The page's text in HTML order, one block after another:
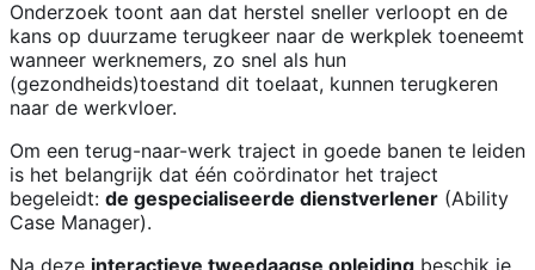
Onderzoek toont aan dat herstel sneller verloopt en de
kans op duurzame terugkeer naar de werkplek toeneemt
wanneer werknemers, zo snel als hun
(gezondheids)toestand dit toelaat, kunnen terugkeren
naar de werkvloer.
Om een terug-naar-werk traject in goede banen te leiden
is het belangrijk dat één coördinator het traject
begeleidt: de gespecialiseerde dienstverlener (Ability
Case Manager).